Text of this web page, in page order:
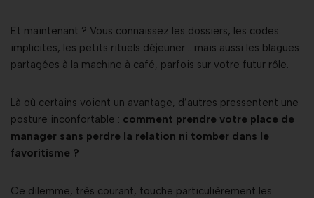
Et maintenant ? Vous connaissez les dossiers, les codes
implicites, les petits rituels déjeuner… mais aussi les blagues
partagées à la machine à café, parfois sur votre futur rôle.
Là où certains voient un avantage, d’autres pressentent une
posture inconfortable : comment prendre votre place de
manager sans perdre la relation ni tomber dans le
favoritisme ?
Ce dilemme, très courant, touche particulièrement les